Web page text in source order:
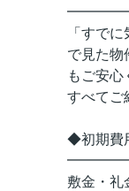
「すで
で見た物
もご安心
すべてご
◆初期費
敷金・礼